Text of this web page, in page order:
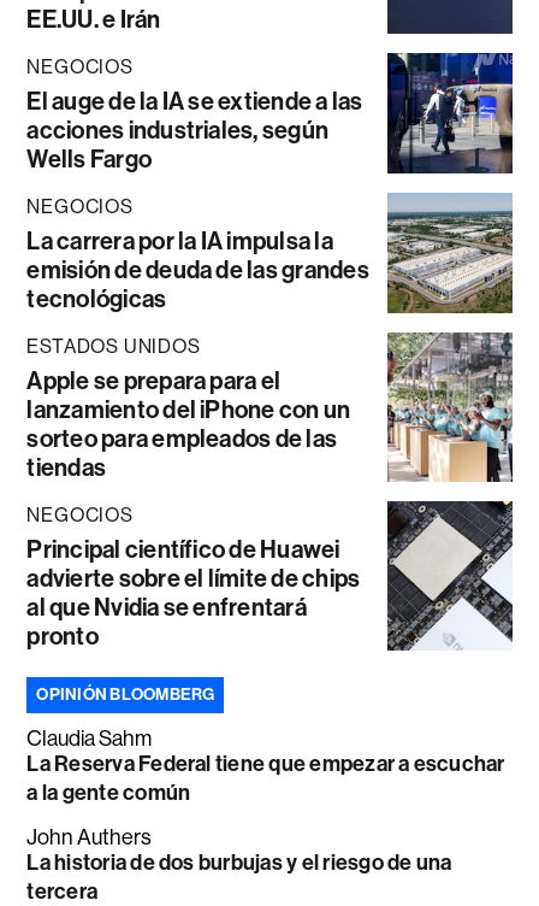
EE.UU. e Irán
NEGOCIOS
El auge de la IA se extiende a las
acciones industriales, según
Wells Fargo
NEGOCIOS
La carrera por la IA impulsa la
emisión de deuda de las grandes
tecnológicas
ESTADOS UNIDOS
Apple se prepara para el
lanzamiento del iPhone con un
sorteo para empleados de las
tiendas
NEGOCIOS
Principal científico de Huawei
advierte sobre el límite de chips
al que Nvidia se enfrentará
pronto
OPINIÓN BLOOMBERG
Claudia Sahm
La Reserva Federal tiene que empezar a escuchar
a la gente común
John Authers
La historia de dos burbujas y el riesgo de una
tercera